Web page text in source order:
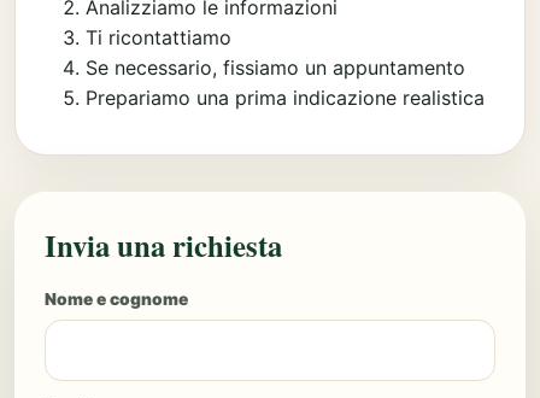
Analizziamo le informazioni
Ti ricontattiamo
Se necessario, fissiamo un appuntamento
Prepariamo una prima indicazione realistica
Invia una richiesta
Nome e cognome